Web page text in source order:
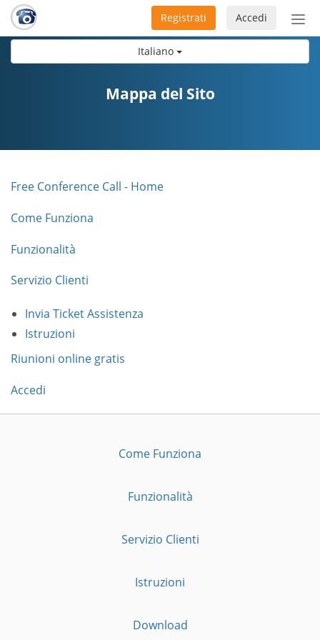
Italiano
Accedi
Registrati
Mappa del Sito
Free Conference Call - Home
Come Funziona
Funzionalità
Servizio Clienti
Invia Ticket Assistenza
Istruzioni
Riunioni online gratis
Accedi
Come Funziona
Funzionalità
Servizio Clienti
Istruzioni
Download